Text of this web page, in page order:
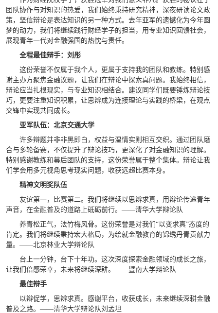
团队协作与对知识的热爱，我们始终秉持研究精神，深夜研读论文政
策，坚信辩论是表达知识的另一种方式。去年亚军的遗憾化为今年圆
梦的动力，我们将继续践行财经学子的担当，用专业知识回馈社会，
展现青年一代对金融强国的热忱与责任。
全程最佳辩手：刘彤
这份荣誉不仅属于我个人，更属于支持我的团队和教练。特别感
谢主办方聚焦金融议题，让我们在辩论中探索真问题。我始终相信，
辩论应当扎根现实，与专业知识相结合。建议同学们既要锤炼辩论技
巧，更要注重知识积累，让思辨成为连接理论与实践的桥梁，在观点
交锋中实现共同成长。
亚军队伍：北京交通大学
许多辩题并非非黑即白，权益与温情实则相互交织。通过团队磨
合与多轮备赛，不仅提升了辩论技巧，更深化了对金融知识的理解。
特别感谢教练和幕后团队的支持，这份荣誉属于整个集体。辩论让我
们学会用多元视角思考现实问题，收获远超比赛本身。
精神文明奖队伍
友谊第一，比赛第二。我们将继续以思辨求真，用辩论传递青年
声音，在金融普及的道路上砥砺前行。——清华大学辩论队
养青松正气，法竹梅风骨。这份荣誉是对我们“以变求真”态度的
肯定。我们将继续秉持宏大格局，为绘就金融教育的锦绣丹青贡献力
量。——北京林业大学辩论队
台上一分钟，台下十年功。这次深度探索金融领域的成长之旅，
让我们倍感荣幸，未来将继续深耕。——暨南大学辩论队
最佳辩手
以辩促学，思辨求真。感谢平台，收获成长，未来继续深耕金融
普及之路。——清华大学辩论队刘孟坦